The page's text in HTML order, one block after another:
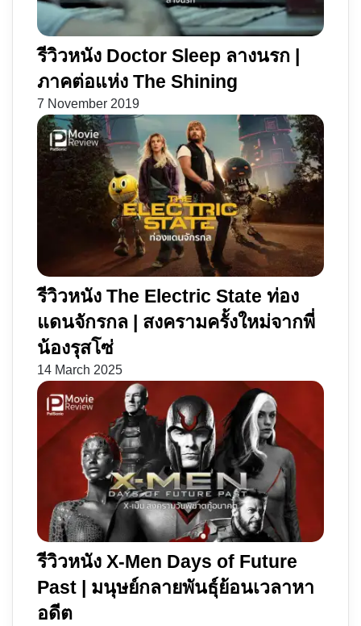
รีวิวหนัง Doctor Sleep ลางนรก |
ภาคต่อแห่ง The Shining
7 November 2019
รีวิวหนัง The Electric State ท่อง
แดนจักรกล | สงครามครั้งใหม่จากพี่
น้องรุสโซ่
14 March 2025
รีวิวหนัง X-Men Days of Future
Past | มนุษย์กลายพันธุ์ย้อนเวลาหา
อดีต